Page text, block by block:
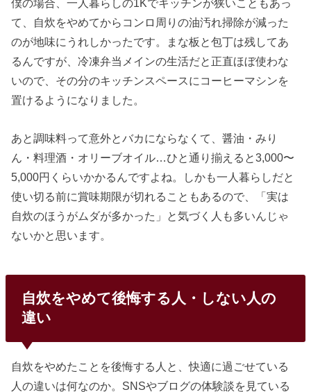
僕の場合、一人暮らしの1Kでキッチンが狭いこともあっ
て、自炊をやめてからコンロ周りの油汚れ掃除が減った
のが地味にうれしかったです。まな板と包丁は残してあ
るんですが、冷凍弁当メインの生活だと正直ほぼ使わな
いので、その分のキッチンスペースにコーヒーマシンを
置けるようになりました。
あと調味料って意外とバカにならなくて、醤油・みり
ん・料理酒・オリーブオイル…ひと通り揃えると3,000〜
5,000円くらいかかるんですよね。しかも一人暮らしだと
使い切る前に賞味期限が切れることもあるので、「実は
自炊のほうがムダが多かった」と気づく人も多いんじゃ
ないかと思います。
自炊をやめて後悔する人・しない人の
違い
自炊をやめたことを後悔する人と、快適に過ごせている
人の違いは何なのか。SNSやブログの体験談を見ている